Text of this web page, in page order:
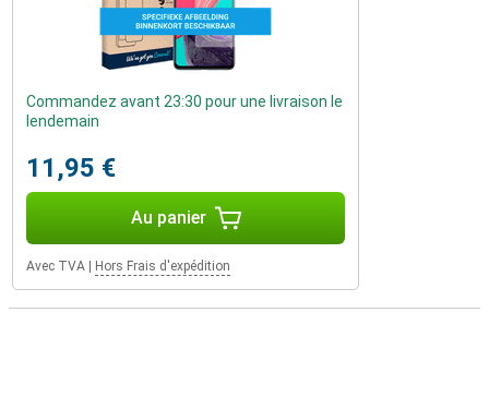
Commandez avant 23:30 pour une livraison le
lendemain
11,95 €
Au panier
Avec TVA Hors Frais d'expédition